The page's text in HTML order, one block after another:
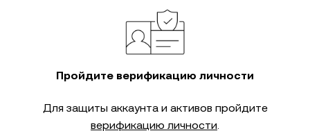
Пройдите верификацию личности
Для защиты аккаунта и активов пройдите
верификацию личности.